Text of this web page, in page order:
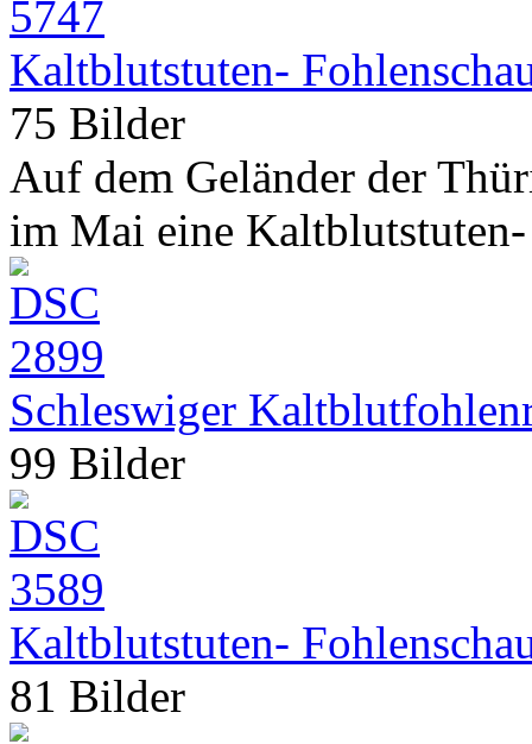
Kaltblutstuten-
75 Bilder
Auf dem Geländer der
im Mai eine
Schleswiger
99 Bilder
Kaltblutstuten-
81 Bilder